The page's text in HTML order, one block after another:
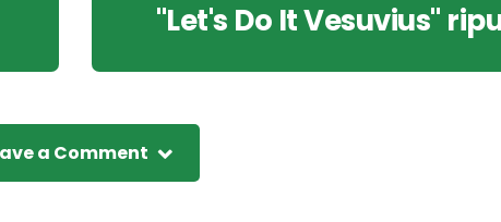
"Let's Do It Vesuvius"
a Comment